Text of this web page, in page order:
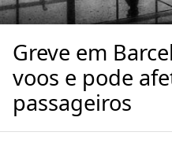
Greve em
voos e pode
passageiros